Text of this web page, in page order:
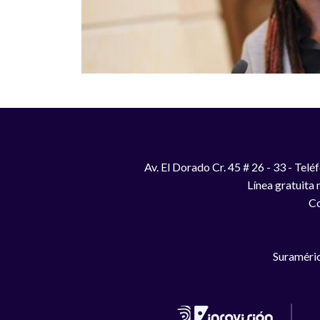
Av. El Dorado Cr. 45 # 26 - 33 -
Línea gratuita